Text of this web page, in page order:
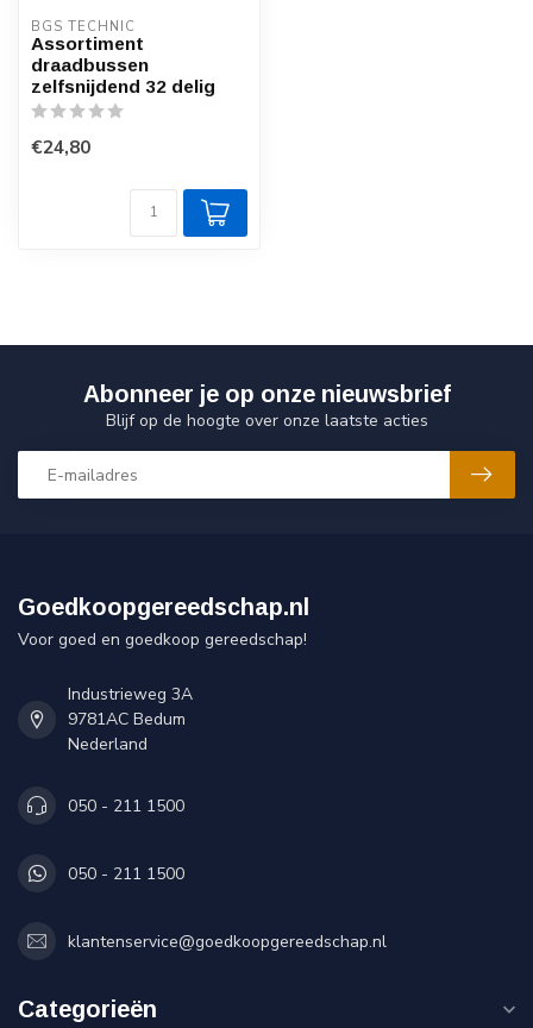
BGS TECHNIC
Assortiment
draadbussen
zelfsnijdend 32 delig
€24,80
Abonneer je op onze nieuwsbrief
Blijf op de hoogte over onze laatste acties
Goedkoopgereedschap.nl
Voor goed en goedkoop gereedschap!
Industrieweg 3A
9781AC Bedum
Nederland
050 - 211 1500
050 - 211 1500
klantenservice@goedkoopgereedschap.nl
Categorieën